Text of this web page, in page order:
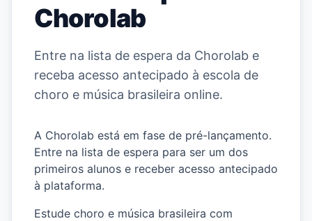
Chorolab
Entre na lista de espera da Chorolab e
receba acesso antecipado à escola de
choro e música brasileira online.
A Chorolab está em fase de pré-lançamento.
Entre na lista de espera para ser um dos
primeiros alunos e receber acesso antecipado
à plataforma.
Estude choro e música brasileira com